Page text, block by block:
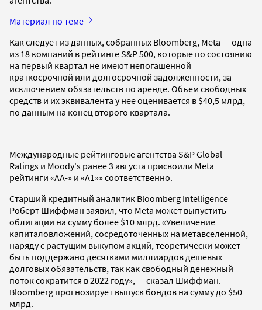
Материал по теме
Как следует из данных, собранных Bloomberg, Meta — одна
из 18 компаний в рейтинге S&P 500, которые по состоянию
на первый квартал не имеют непогашенной
краткосрочной или долгосрочной задолженности, за
исключением обязательств по аренде. Объем свободных
средств и их эквивалента у нее оценивается в $40,5 млрд,
по данным на конец второго квартала.
Международные рейтинговые агентства S&P Global
Ratings и Moody's ранее 3 августа присвоили Meta
рейтинги «АА-» и «А1»» соответственно.
Старший кредитный аналитик Bloomberg Intelligence
Роберт Шиффман заявил, что Meta может выпустить
облигации на сумму более $10 млрд. «Увеличение
капиталовложений, сосредоточенных на метавселенной,
наряду с растущим выкупом акций, теоретически может
быть поддержано десятками миллиардов дешевых
долговых обязательств, так как свободный денежный
поток сократится в 2022 году», — сказал Шиффман.
Bloomberg прогнозирует выпуск бондов на сумму до $50
млрд.